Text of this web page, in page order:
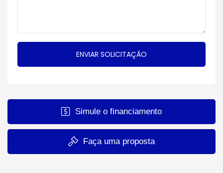
Simule o financiamento
Faça uma proposta